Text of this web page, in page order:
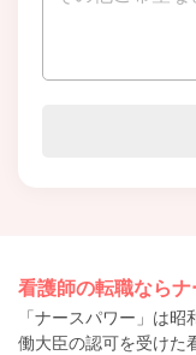
看護師の転職なら
「ナースパワー」は
働大臣の認可を受けた